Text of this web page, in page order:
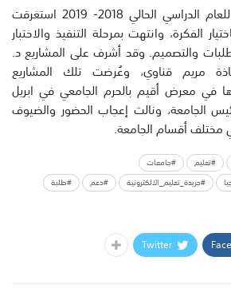
يذكر أن مشاريع التخرج للعام الدراسي الحالي 2018- 2019 استغرقت
الفكرة، وانتهت بمرحلة التنفيذ والاختبار
والتصميم. وقد أشرف على المشاريع د.
مريم قناوي، وعُرضت تلك المشاريع
في معرض أقيم بالحرم الجامعي في ابريل
الجامعة، ونالت إعجاب الحضور والضيوف
مختلف أقسام الجامعة.
#تعليم
#جامعات
#جريدة_تعليم_الالكترونية #دعم #طلبة
Twitter